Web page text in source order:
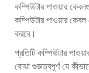
কম্পিউটার পাওয়ার
কম্পিউটার পাওয়ার
করবে।
প্রতিটি কম্পিউটার
বোঝা গুরুত্বপূর্ণ যে